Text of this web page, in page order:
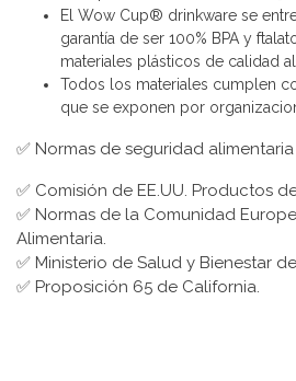
El Wow Cup® drinkware se
garantía de ser 100% BPA y
materiales plásticos de calidad
Todos los materiales cumplen
que se exponen por
✅ Normas de seguridad alimentaria
✅ Comisión de EE.UU. Productos
✅ Normas de la Comunidad
Alimentaria.
✅ Ministerio de Salud y Bienestar
✅ Proposición 65 de California.